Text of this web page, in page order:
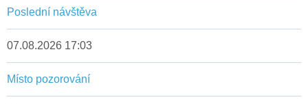
Poslední návštěva
07.08.2026 17:03
Místo pozorování